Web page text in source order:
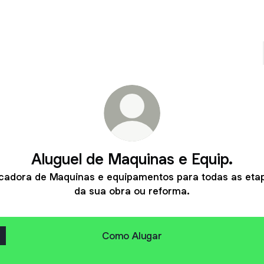
Aluguel de Maquinas e Equip.
de Maquinas e equipamentos para todas as
da sua obra ou reforma.
Como Alugar